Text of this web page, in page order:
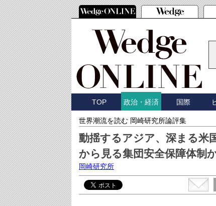
TOP 政治・経済 国際
世界潮流を読む 岡崎研究所論評集
動揺するアジア、深まる米
から見る集団安全保障体制
岡崎研究所